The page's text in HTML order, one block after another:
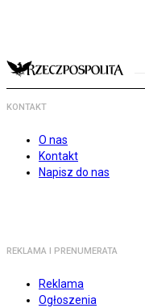
KONTAKT
O nas
Kontakt
Napisz do nas
REKLAMA I PRENUMERATA
Reklama
Ogłoszenia